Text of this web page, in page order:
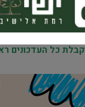
כל העדכונים